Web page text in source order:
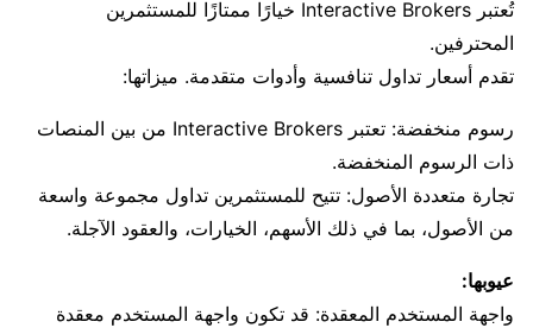
تُعتبر Interactive Brokers خيارًا ممتازًا للمستثمرين
المحترفين.
تقدم أسعار تداول تنافسية وأدوات متقدمة. ميزاتها:
رسوم منخفضة: تعتبر Interactive Brokers من بين المنصات
ذات الرسوم المنخفضة.
تجارة متعددة الأصول: تتيح للمستثمرين تداول مجموعة واسعة
من الأصول، بما في ذلك الأسهم، الخيارات، والعقود الآجلة.
عيوبها:
واجهة المستخدم المعقدة: قد تكون واجهة المستخدم معقدة